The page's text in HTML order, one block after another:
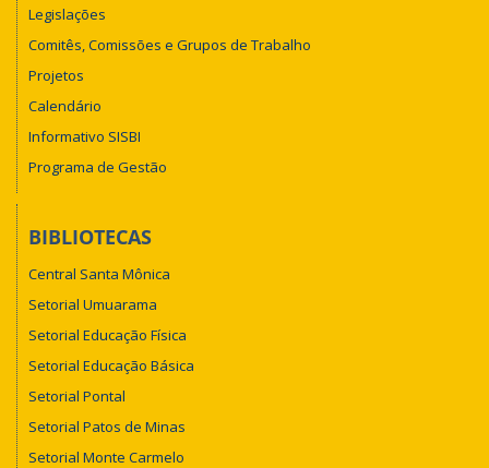
Legislações
Comitês, Comissões e Grupos de Trabalho
Projetos
Calendário
Informativo SISBI
Programa de Gestão
BIBLIOTECAS
Central Santa Mônica
Setorial Umuarama
Setorial Educação Física
Setorial Educação Básica
Setorial Pontal
Setorial Patos de Minas
Setorial Monte Carmelo